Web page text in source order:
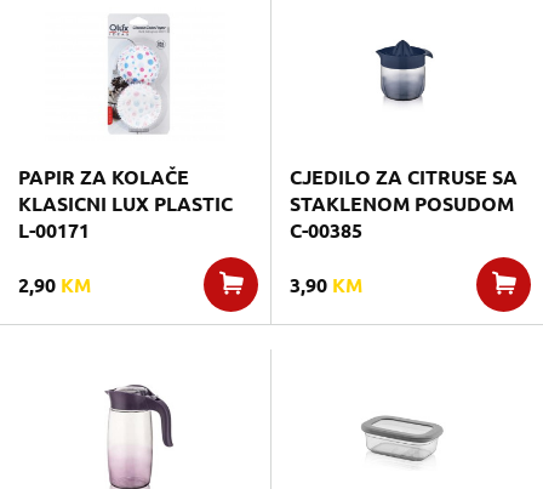
PAPIR ZA KOLAČE
KLASICNI LUX PLASTIC
L-00171
2,90 KM
CJEDILO ZA CITRUSE SA
STAKLENOM POSUDOM
C-00385
3,90 KM